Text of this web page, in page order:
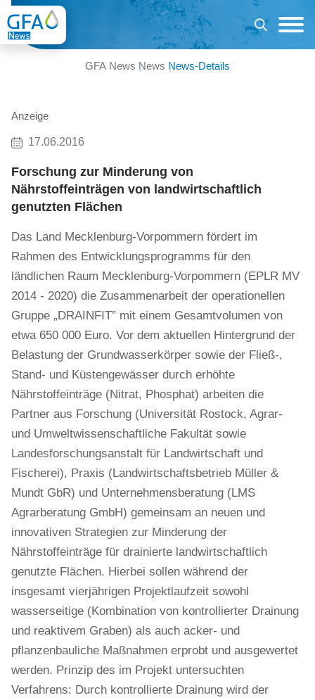
GFA News News News-Details
Anzeige
17.06.2016
Forschung zur Minderung von
Nährstoffeinträgen von landwirtschaftlich
genutzten Flächen
Das Land Mecklenburg-Vorpommern fördert im
Rahmen des Entwicklungsprogramms für den
ländlichen Raum Mecklenburg-Vorpommern (EPLR MV
2014 - 2020) die Zusammenarbeit der operationellen
Gruppe „DRAINFIT” mit einem Gesamtvolumen von
etwa 650 000 Euro. Vor dem aktuellen Hintergrund der
Belastung der Grundwasserkörper sowie der Fließ-,
Stand- und Küstengewässer durch erhöhte
Nährstoffeinträge (Nitrat, Phosphat) arbeiten die
Partner aus Forschung (Universität Rostock, Agrar-
und Umweltwissenschaftliche Fakultät sowie
Landesforschungsanstalt für Landwirtschaft und
Fischerei), Praxis (Landwirtschaftsbetrieb Müller &
Mundt GbR) und Unternehmensberatung (LMS
Agrarberatung GmbH) gemeinsam an neuen und
innovativen Strategien zur Minderung der
Nährstoffeinträge für drainierte landwirtschaftlich
genutzte Flächen. Hierbei sollen während der
insgesamt vierjährigen Projektlaufzeit sowohl
wasserseitige (Kombination von kontrollierter Drainung
und reaktivem Graben) als auch acker- und
pflanzenbauliche Maßnahmen erprobt und ausgewertet
werden. Prinzip des im Projekt untersuchten
Verfahrens: Durch kontrollierte Drainung wird der